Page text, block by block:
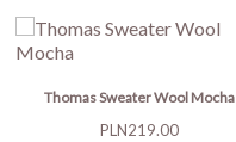
Thomas Sweater Wool Mocha
Price
PLN219.00